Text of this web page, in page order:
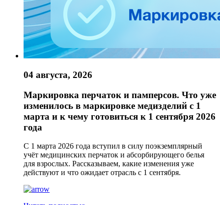
04 августа, 2026
Маркировка перчаток и памперсов. Что уже
изменилось в маркировке медизделий с 1
марта и к чему готовиться к 1 сентября 2026
года
С 1 марта 2026 года вступил в силу поэкземплярный
учёт медицинских перчаток и абсорбирующего белья
для взрослых. Рассказываем, какие изменения уже
действуют и что ожидает отрасль с 1 сентября.